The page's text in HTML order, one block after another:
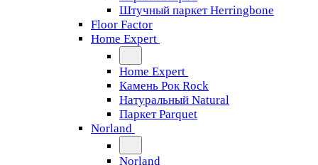
Штучный паркет Herringbone
Floor Factor
Home Expert
Home Expert
Камень Рок Rock
Натуральный Natural
Паркет Parquet
Norland
Norland